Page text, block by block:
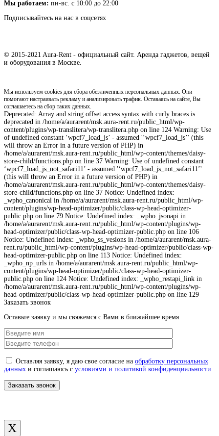
Мы работаем: пн-вс. с 10:00 до 22:00
Подписывайтесь на нас в соцсетях
© 2015-2021 Aura-Rent - официальный сайт. Аренда гаджетов, вещей
и оборудования в Москве.
Мы используем cookies для сбора обезличенных персональных данных. Они
помогают настраивать рекламу и анализировать трафик. Оставаясь на сайте, Вы
соглашаетесь на сбор таких данных.
Deprecated: Array and string offset access syntax with curly braces is
deprecated in /home/a/aurarent/msk.aura-rent.ru/public_html/wp-
content/plugins/wp-translitera/wp-translitera.php on line 124 Warning: Use
of undefined constant ‘wpcf7_load_js’ - assumed '‘wpcf7_load_js’' (this
will throw an Error in a future version of PHP) in
/home/a/aurarent/msk.aura-rent.ru/public_html/wp-content/themes/daisy-
store-child/functions.php on line 37 Warning: Use of undefined constant
‘wpcf7_load_js_not_safari11’ - assumed '‘wpcf7_load_js_not_safari11’'
(this will throw an Error in a future version of PHP) in
/home/a/aurarent/msk.aura-rent.ru/public_html/wp-content/themes/daisy-
store-child/functions.php on line 37 Notice: Undefined index:
_wpho_canonical in /home/a/aurarent/msk.aura-rent.ru/public_html/wp-
content/plugins/wp-head-optimizer/public/class-wp-head-optimizer-
public.php on line 79 Notice: Undefined index: _wpho_jsonapi in
/home/a/aurarent/msk.aura-rent.ru/public_html/wp-content/plugins/wp-
head-optimizer/public/class-wp-head-optimizer-public.php on line 106
Notice: Undefined index: _wpho_ss_vesions in /home/a/aurarent/msk.aura-
rent.ru/public_html/wp-content/plugins/wp-head-optimizer/public/class-wp-
head-optimizer-public.php on line 113 Notice: Undefined index:
_wpho_np_urls in /home/a/aurarent/msk.aura-rent.ru/public_html/wp-
content/plugins/wp-head-optimizer/public/class-wp-head-optimizer-
public.php on line 124 Notice: Undefined index: _wpho_restapi_link in
/home/a/aurarent/msk.aura-rent.ru/public_html/wp-content/plugins/wp-
head-optimizer/public/class-wp-head-optimizer-public.php on line 129
Заказать звонок
Оставьте заявку и мы свяжемся с Вами в ближайшее время
Оставляя заявку, я даю свое согласие на обработку персональных
данных и соглашаюсь с условиями и политикой конфиденциальности
X